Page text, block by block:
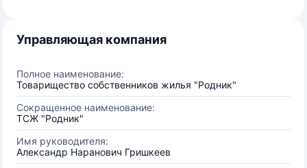
Управляющая компания
Полное наименование:
Товарищество собственников жилья "Родник"
Сокращенное наименование:
ТСЖ "Родник"
Имя руководителя:
Александр Наранович Гришкеев